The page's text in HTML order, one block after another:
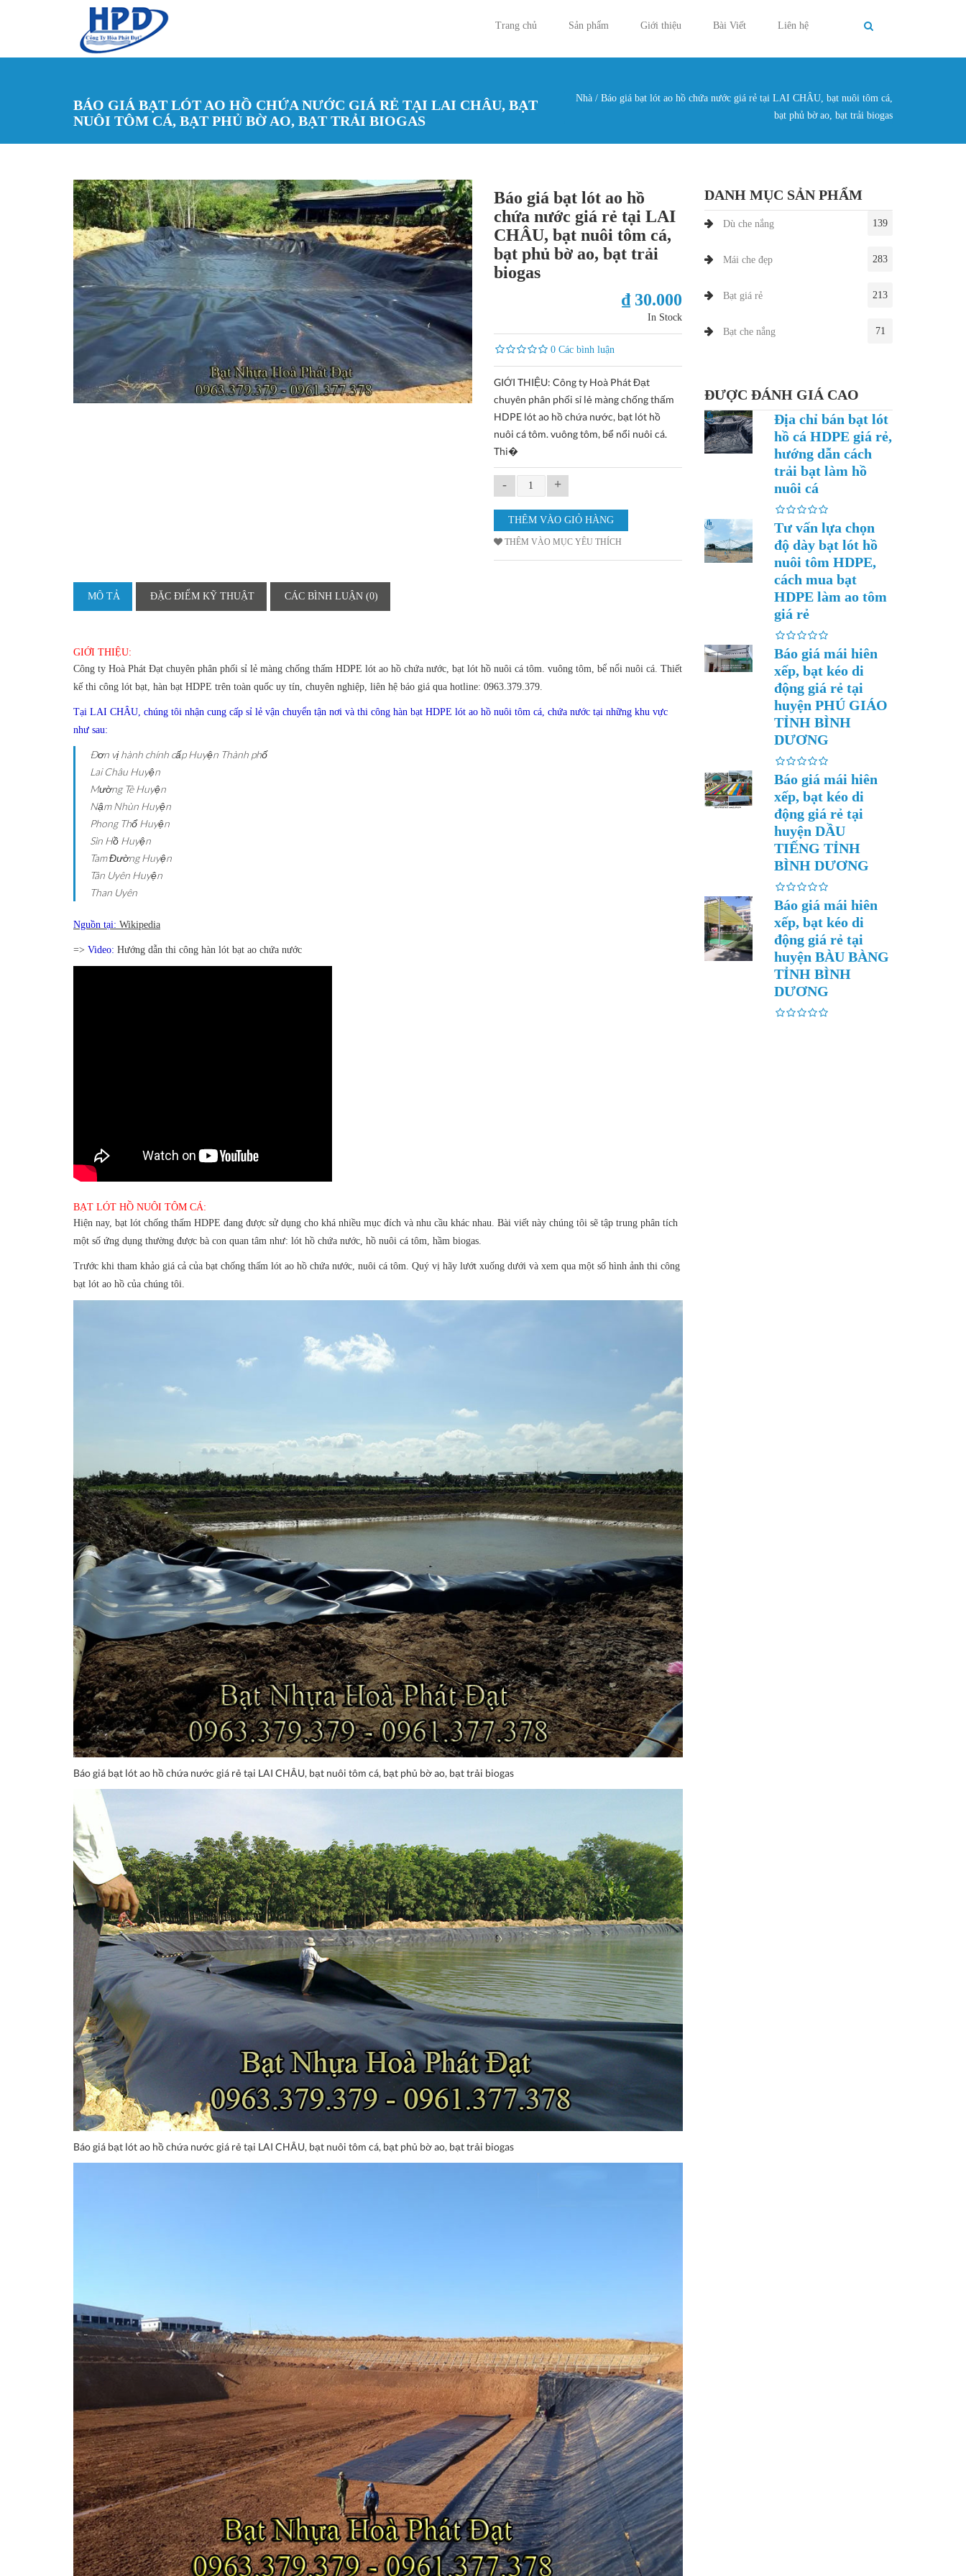
Trang chủ
Sản phẩm Giới thiệu Bài Viết Liên hệ
BÁO GIÁ BẠT LÓT AO HỒ CHỨA NƯỚC GIÁ RẺ TẠI LAI CHÂU, BẠT
NUÔI TÔM CÁ, BẠT PHỦ BỜ AO, BẠT TRẢI BIOGAS
Nhà / Báo giá bạt lót ao hồ chứa nước giá rẻ tại LAI CHÂU, bạt nuôi tôm cá,
bạt phủ bờ ao, bạt trải biogas
Báo giá bạt lót ao hồ
chứa nước giá rẻ tại LAI
CHÂU, bạt nuôi tôm cá,
bạt phủ bờ ao, bạt trải
biogas
₫ 30.000
In Stock
0 Các bình luận
GIỚI THIỆU: Công ty Hoà Phát Đạt
chuyên phân phối sỉ lẻ màng chống thấm
HDPE lót ao hồ chứa nước, bạt lót hồ
nuôi cá tôm. vuông tôm, bể nổi nuôi cá.
Thi�
- +
THÊM VÀO MỤC YÊU THÍCH
MÔ TẢ ĐẶC ĐIỂM KỸ THUẬT CÁC BÌNH LUẬN (0)
GIỚI THIỆU:
Công ty Hoà Phát Đạt chuyên phân phối sỉ lẻ màng chống thấm HDPE lót ao hồ chứa nước, bạt lót hồ nuôi cá tôm. vuông tôm, bể nổi nuôi cá. Thiết
kế thi công lót bạt, hàn bạt HDPE trên toàn quốc uy tín, chuyên nghiệp, liên hệ báo giá qua hotline: 0963.379.379.
Tại LAI CHÂU, chúng tôi nhận cung cấp sỉ lẻ vận chuyển tận nơi và thi công hàn bạt HDPE lót ao hồ nuôi tôm cá, chứa nước tại những khu vực
như sau:
Ðơn vị hành chính cấp Huyện Thành phố
Lai Châu Huyện
Mường Tè Huyện
Nậm Nhùn Huyện
Phong Thổ Huyện
Sìn Hồ Huyện
Tam Đường Huyện
Tân Uyên Huyện
Than Uyên
Nguồn tại: Wikipedia
=> Video: Hướng dẫn thi công hàn lót bạt ao chứa nước
BẠT LÓT HỒ NUÔI TÔM CÁ:
Hiện nay, bạt lót chống thấm HDPE đang được sử dụng cho khá nhiều mục đích và nhu cầu khác nhau. Bài viết này chúng tôi sẽ tập trung phân tích
một số ứng dụng thường được bà con quan tâm như: lót hồ chứa nước, hồ nuôi cá tôm, hầm biogas.
Trước khi tham khảo giá cả của bạt chống thấm lót ao hồ chứa nước, nuôi cá tôm. Quý vị hãy lướt xuống dưới và xem qua một số hình ảnh thi công
bạt lót ao hồ của chúng tôi.
Báo giá bạt lót ao hồ chứa nước giá rẻ tại LAI CHÂU, bạt nuôi tôm cá, bạt phủ bờ ao, bạt trải biogas
Báo giá bạt lót ao hồ chứa nước giá rẻ tại LAI CHÂU, bạt nuôi tôm cá, bạt phủ bờ ao, bạt trải biogas
DANH MỤC SẢN PHẨM
Dù che nắng 139
Mái che đẹp 283
Bạt giá rẻ 213
Bạt che nắng 71
ĐƯỢC ĐÁNH GIÁ CAO
Địa chỉ bán bạt lót
hồ cá HDPE giá rẻ,
hướng dẫn cách
trải bạt làm hồ
nuôi cá
Tư vấn lựa chọn
độ dày bạt lót hồ
nuôi tôm HDPE,
cách mua bạt
HDPE làm ao tôm
giá rẻ
Báo giá mái hiên
xếp, bạt kéo di
động giá rẻ tại
huyện PHÚ GIÁO
TỈNH BÌNH
DƯƠNG
Báo giá mái hiên
xếp, bạt kéo di
động giá rẻ tại
huyện DẦU
TIẾNG TỈNH
BÌNH DƯƠNG
Báo giá mái hiên
xếp, bạt kéo di
động giá rẻ tại
huyện BÀU BÀNG
TỈNH BÌNH
DƯƠNG